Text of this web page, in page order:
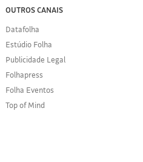
OUTROS CANAIS
Datafolha
Estúdio Folha
Publicidade Legal
Folhapress
Folha Eventos
Top of Mind